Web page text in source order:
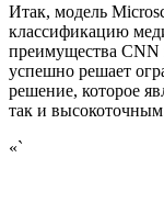
Итак, модель
классификацию
преимущества CNN
успешно решает
решение, которое
так и
«`